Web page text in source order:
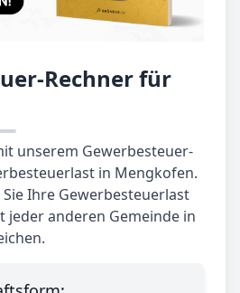
Rechner für
unserem Gewerbesteuer-
in Mengkofen.
Ihre Gewerbesteuerlast
jeder anderen Gemeinde in